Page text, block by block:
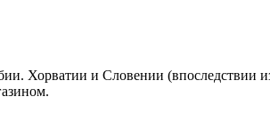
Хорватии и Словении (впоследствии